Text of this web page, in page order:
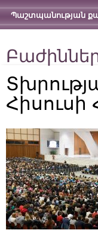
Պաշտպանության
Հիսուսի